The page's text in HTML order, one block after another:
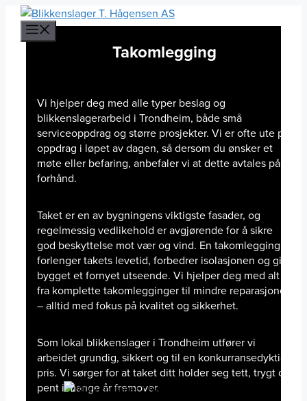
Hopp
innhold
MENY
Takomlegging
Vi hjelper deg med alle typer beslag og
blikkenslagerarbeid i Trondheim, både små
serviceoppdrag og større prosjekter. Vi er ofte ute på
oppdrag i løpet av dagen, så dersom du ønsker et
møte eller befaring, anbefaler vi at dette avtales på
forhånd.
Taket er en av bygningens viktigste fasader, og
regelmessig vedlikehold er avgjørende for å sikre
god beskyttelse mot vær og vind. En takomlegging
forlenger takets levetid, forbedrer isolasjonen og gir
bygget et fornyet utseende. Vi hjelper deg med alt
fra komplette takomlegginger til mindre reparasjoner
– alltid med fokus på kvalitet og sikkerhet.
Som lokal blikkenslager i Trondheim utfører vi
arbeidet grundig, sikkert og til en konkurransedyktig
pris. Vi sørger for at taket ditt holder seg tett, trygt og
pent i mange år fremover.